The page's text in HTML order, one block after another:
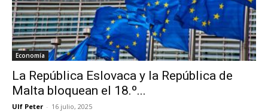
Economía
La República Eslovaca y la República de
Malta bloquean el 18.º...
Ulf Peter - 16 julio, 2025